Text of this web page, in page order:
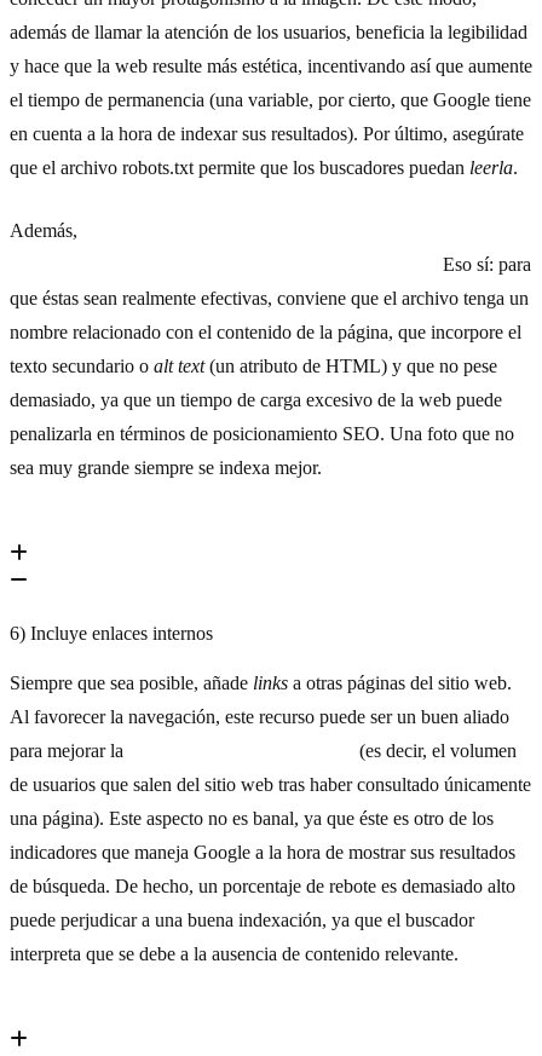
además de llamar la atención de los usuarios, beneficia la legibilidad
y hace que la web resulte más estética, incentivando así que aumente
el tiempo de permanencia (una variable, por cierto, que Google tiene
en cuenta a la hora de indexar sus resultados). Por último, asegúrate
que el archivo robots.txt permite que los buscadores puedan leerla.
Además,
Eso sí: para
que éstas sean realmente efectivas, conviene que el archivo tenga un
nombre relacionado con el contenido de la página, que incorpore el
texto secundario o alt text(un atributo de HTML) y que no pese
demasiado, ya que un tiempo de carga excesivo de la web puede
penalizarla en términos de posicionamiento SEO. Una foto que no
sea muy grande siempre se indexa mejor.
6) Incluye enlaces internos
Siempre que sea posible, añade links a otras páginas del sitio web.
Al favorecer la navegación, este recurso puede ser un buen aliado
para mejorar la
(es decir, el volumen
de usuarios que salen del sitio web tras haber consultado únicamente
una página). Este aspecto no es banal, ya que éste es otro de los
indicadores que maneja Google a la hora de mostrar sus resultados
de búsqueda. De hecho, un porcentaje de rebote es demasiado alto
puede perjudicar a una buena indexación, ya que el buscador
interpreta que se debe a la ausencia de contenido relevante.